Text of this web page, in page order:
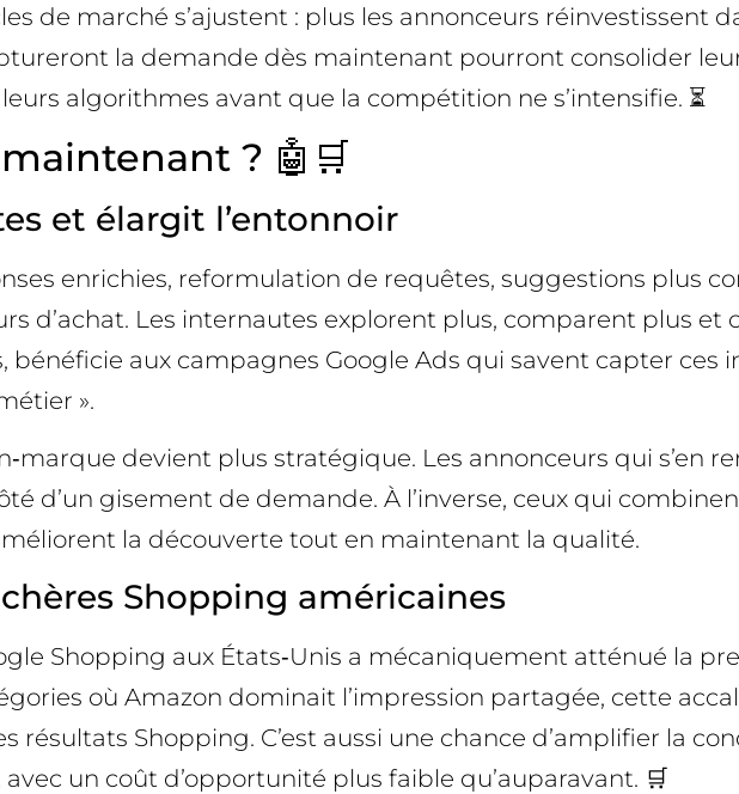
de marché s’ajustent : plus les annonceurs réinvestissent
la demande dès maintenant pourront consolider
algorithmes avant que la compétition ne s’intensifie. ⏳
? 🤖🛒
et élargit l’entonnoir
enrichies, reformulation de requêtes, suggestions plus
d’achat. Les internautes explorent plus, comparent plus et
aux campagnes Google Ads qui savent capter ces
».
devient plus stratégique. Les annonceurs qui s’en
d’un gisement de demande. À l’inverse, ceux qui
la découverte tout en maintenant la qualité.
Shopping américaines
Shopping aux États‑Unis a mécaniquement atténué la
où Amazon dominait l’impression partagée, cette
résultats Shopping. C’est aussi une chance d’amplifier la
un coût d’opportunité plus faible qu’auparavant. 🛒